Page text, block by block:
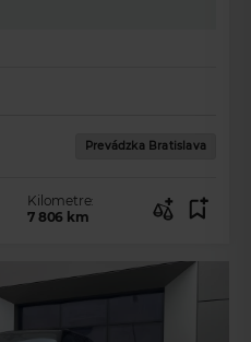
Prevádzka Bratislava
Kilometre:
7 806 km